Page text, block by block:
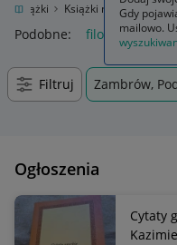
Książki Książki naukowe i
Podobne: filozofia
Filtruj Zambrów,
Ogłoszenia
Cytaty
Gdy
mailowo.